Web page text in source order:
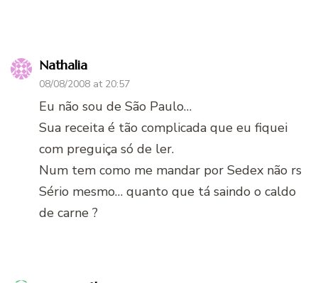
Nathalia
08/08/2008 at 20:57
Eu não sou de São Paulo…
Sua receita é tão complicada que eu fiquei
com preguiça só de ler.
Num tem como me mandar por Sedex não rs
Sério mesmo… quanto que tá saindo o caldo
de carne ?